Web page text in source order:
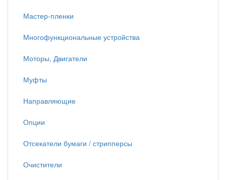
Мастер-пленки
Многофункциональные устройства
Моторы, Двигатели
Муфты
Направляющие
Опции
Отсекатели бумаги / стрипперсы
Очистители